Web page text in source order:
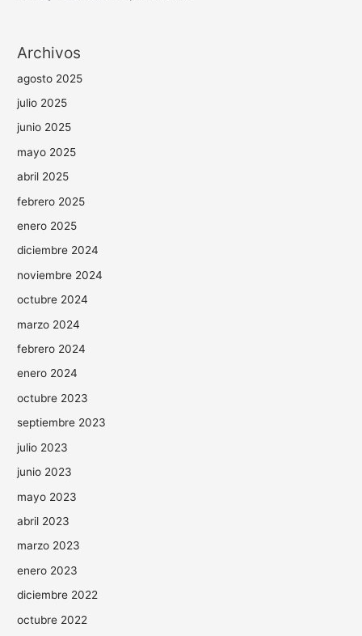
Archivos
agosto 2025
julio 2025
junio 2025
mayo 2025
abril 2025
febrero 2025
enero 2025
diciembre 2024
noviembre 2024
octubre 2024
marzo 2024
febrero 2024
enero 2024
octubre 2023
septiembre 2023
julio 2023
junio 2023
mayo 2023
abril 2023
marzo 2023
enero 2023
diciembre 2022
octubre 2022